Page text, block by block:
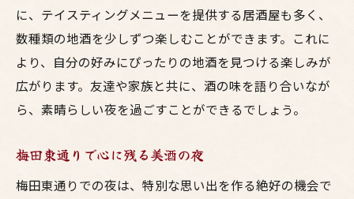
居酒屋での夜を彩る美味しい料理
に、テイスティングメニューを提供する居酒屋も多く、
数種類の地酒を少しずつ楽しむことができます。これに
より、自分の好みにぴったりの地酒を見つける楽しみが
広がります。友達や家族と共に、酒の味を語り合いなが
ら、素晴らしい夜を過ごすことができるでしょう。
梅田東通りで心に残る美酒の夜
梅田東通りでの夜は、特別な思い出を作る絶好の機会で